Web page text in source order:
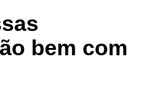
bem com